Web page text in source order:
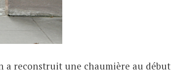
a reconstruit une chaumière au début